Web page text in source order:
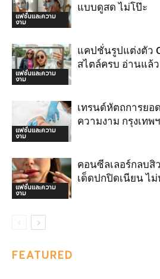
แฟชั่นและความ
งาม
แบบดูสด ไม่โป๊ะ
แฟชั่นและความ
งาม
แคปชั่นรูปแต่งตัว
สไตล์ครบ อ่านแล้
แฟชั่นและความ
งาม
เทรนด์หัตถการยอ
ความงาม กรุงเทพ
แฟชั่นและความ
งาม
คอนซีลเลอร์กลบสิ
เด็ดปกปิดเนียน ไ
FEATURED